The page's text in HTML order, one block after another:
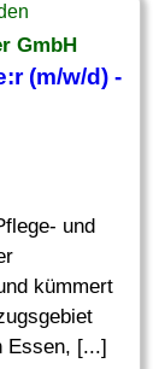
GmbH
(m/w/d) -
und
kümmert
Essen, [...]